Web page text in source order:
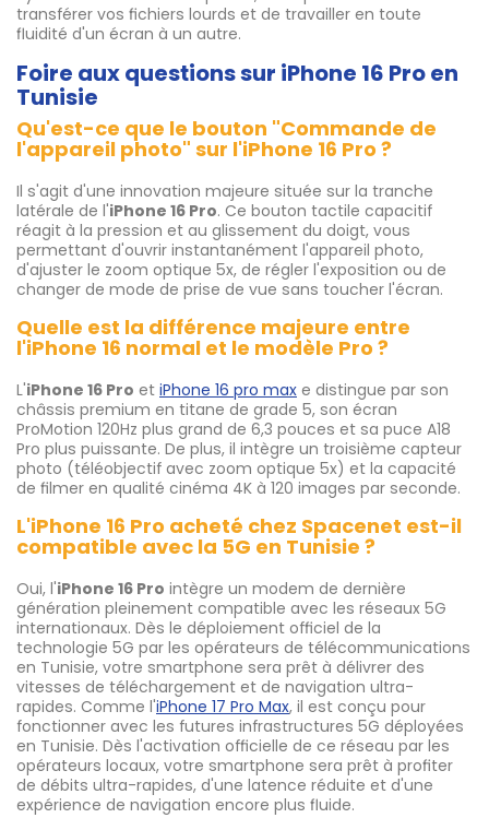
transférer vos fichiers lourds et de travailler en toute
fluidité d'un écran à un autre.
Foire aux questions sur iPhone 16 Pro en
Tunisie
Qu'est-ce que le bouton "Commande de
l'appareil photo" sur l'iPhone 16 Pro ?
Il s'agit d'une innovation majeure située sur la tranche
latérale de l'iPhone 16 Pro. Ce bouton tactile capacitif
réagit à la pression et au glissement du doigt, vous
permettant d'ouvrir instantanément l'appareil photo,
d'ajuster le zoom optique 5x, de régler l'exposition ou de
changer de mode de prise de vue sans toucher l'écran.
Quelle est la différence majeure entre
l'iPhone 16 normal et le modèle Pro ?
L'iPhone 16 Pro et iPhone 16 pro max e distingue par son
châssis premium en titane de grade 5, son écran
ProMotion 120Hz plus grand de 6,3 pouces et sa puce A18
Pro plus puissante. De plus, il intègre un troisième capteur
photo (téléobjectif avec zoom optique 5x) et la capacité
de filmer en qualité cinéma 4K à 120 images par seconde.
L'iPhone 16 Pro acheté chez Spacenet est-il
compatible avec la 5G en Tunisie ?
Oui, l'iPhone 16 Pro intègre un modem de dernière
génération pleinement compatible avec les réseaux 5G
internationaux. Dès le déploiement officiel de la
technologie 5G par les opérateurs de télécommunications
en Tunisie, votre smartphone sera prêt à délivrer des
vitesses de téléchargement et de navigation ultra-
rapides. Comme l'iPhone 17 Pro Max, il est conçu pour
fonctionner avec les futures infrastructures 5G déployées
en Tunisie. Dès l'activation officielle de ce réseau par les
opérateurs locaux, votre smartphone sera prêt à profiter
de débits ultra-rapides, d'une latence réduite et d'une
expérience de navigation encore plus fluide.